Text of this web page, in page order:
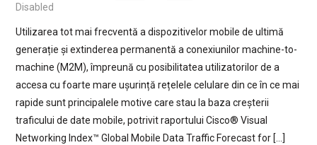
Disabled
Utilizarea tot mai frecventă a dispozitivelor mobile de ultimă
generație și extinderea permanentă a conexiunilor machine-to-
machine (M2M), împreună cu posibilitatea utilizatorilor de a
accesa cu foarte mare ușurință rețelele celulare din ce în ce mai
rapide sunt principalele motive care stau la baza creșterii
traficului de date mobile, potrivit raportului Cisco® Visual
Networking Index™ Global Mobile Data Traffic Forecast for […]